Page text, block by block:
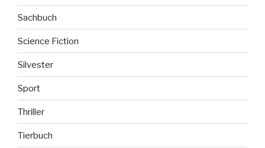
Sachbuch
Science Fiction
Silvester
Sport
Thriller
Tierbuch